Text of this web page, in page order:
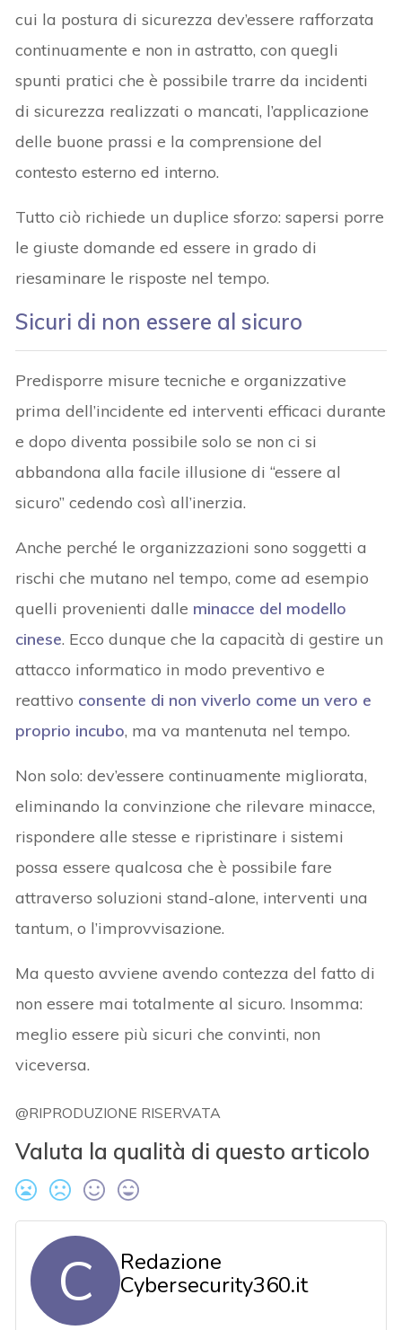
cui la postura di sicurezza dev’essere rafforzata
continuamente e non in astratto, con quegli
spunti pratici che è possibile trarre da incidenti
di sicurezza realizzati o mancati, l’applicazione
delle buone prassi e la comprensione del
contesto esterno ed interno.
Tutto ciò richiede un duplice sforzo: sapersi porre
le giuste domande ed essere in grado di
riesaminare le risposte nel tempo.
Sicuri di non essere al sicuro
Predisporre misure tecniche e organizzative
prima dell’incidente ed interventi efficaci durante
e dopo diventa possibile solo se non ci si
abbandona alla facile illusione di “essere al
sicuro” cedendo così all’inerzia.
Anche perché le organizzazioni sono soggetti a
rischi che mutano nel tempo, come ad esempio
quelli provenienti dalle minacce del modello
cinese. Ecco dunque che la capacità di gestire un
attacco informatico in modo preventivo e
reattivo consente di non viverlo come un vero e
proprio incubo, ma va mantenuta nel tempo.
Non solo: dev’essere continuamente migliorata,
eliminando la convinzione che rilevare minacce,
rispondere alle stesse e ripristinare i sistemi
possa essere qualcosa che è possibile fare
attraverso soluzioni stand-alone, interventi una
tantum, o l’improvvisazione.
Ma questo avviene avendo contezza del fatto di
non essere mai totalmente al sicuro. Insomma:
meglio essere più sicuri che convinti, non
viceversa.
@RIPRODUZIONE RISERVATA
Valuta la qualità di questo articolo
C
Redazione
Cybersecurity360.it